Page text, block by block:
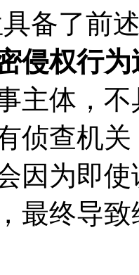
备了前
侵权行
主体，
侦查机
因为即
最终导